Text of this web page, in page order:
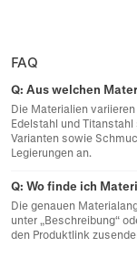
FAQ
Q: Aus welchen
Die Materialien
Edelstahl und
Varianten sowie
Legierungen an.
Q: Wo finde ich
Die genauen
unter „Beschreibung“
den Produktlink